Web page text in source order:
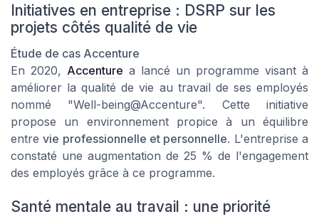
Initiatives en entreprise : DSRP sur les
projets côtés qualité de vie
Étude de cas Accenture
En 2020, Accenture a lancé un programme visant à
améliorer laqualité de vie au travail de ses employés
nommé "Well-being@Accenture". Cette initiative
propose un environnement propice à un équilibre
entrevie professionnelle et personnelle. L'entreprise a
constaté une augmentation de 25 % de l'engagement
des employés grâce à ce programme.
Santé mentale au travail : une priorité